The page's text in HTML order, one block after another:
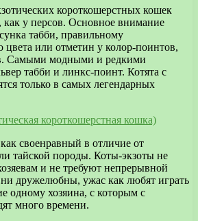
короткошерстных кошек
как у персов. Основное внимание
табби, правильному
цвета или отметин у колор-поинтов,
Самыми модными и редкими
табби и линкс-поинт. Котята с
только в самых легендарных
своенравный в отличие от
тайской породы. Коты-экзоты не
и не требуют непрерывной
дружелюбны, ужас как любят играть
одному хозяина, с которым с
много времени.